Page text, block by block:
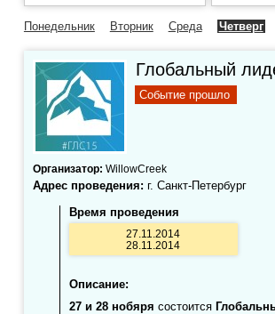
Понедельник Вторник Среда Четверг
Глобальный
Событие прошло
Организатор: WillowCreek
Адрес проведения: г. Санкт-Петербург
Время проведения
27.11.2014
28.11.2014
Описание:
27 и 28 нобяря состоится